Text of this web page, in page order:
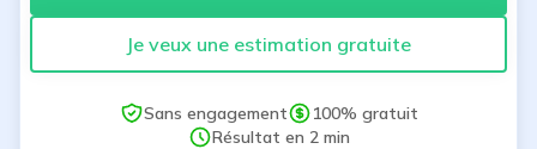
Je veux une estimation gratuite
Sans engagement
100% gratuit
Résultat en 2 min